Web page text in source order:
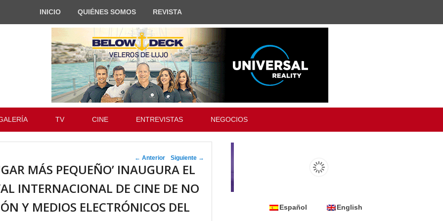
INICIO QUIÉNES SOMOS REVISTA
TV CINE ENTREVISTAS NEGOCIOS
Navegador de
artículos
← Anterior Siguiente →
MÁS PEQUEÑO’ INAUGURA EL
INTERNACIONAL DE CINE DE NO
Y MEDIOS ELECTRÓNICOS DEL
Español English